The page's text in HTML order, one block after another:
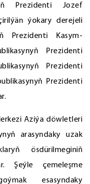
Prezidenti Jozef
ýokary derejeli
Prezidenti Kasym-
Prezidenti
Prezidenti
Prezidenti
Aziýa döwletleri
arasyndaky uzak
ösdürilmeginiň
Şeýle çemeleşme
esasyndaky